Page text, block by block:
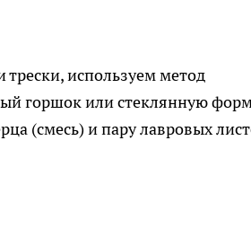
используем метод
горшок или стеклянную
(смесь) и пару лавровых